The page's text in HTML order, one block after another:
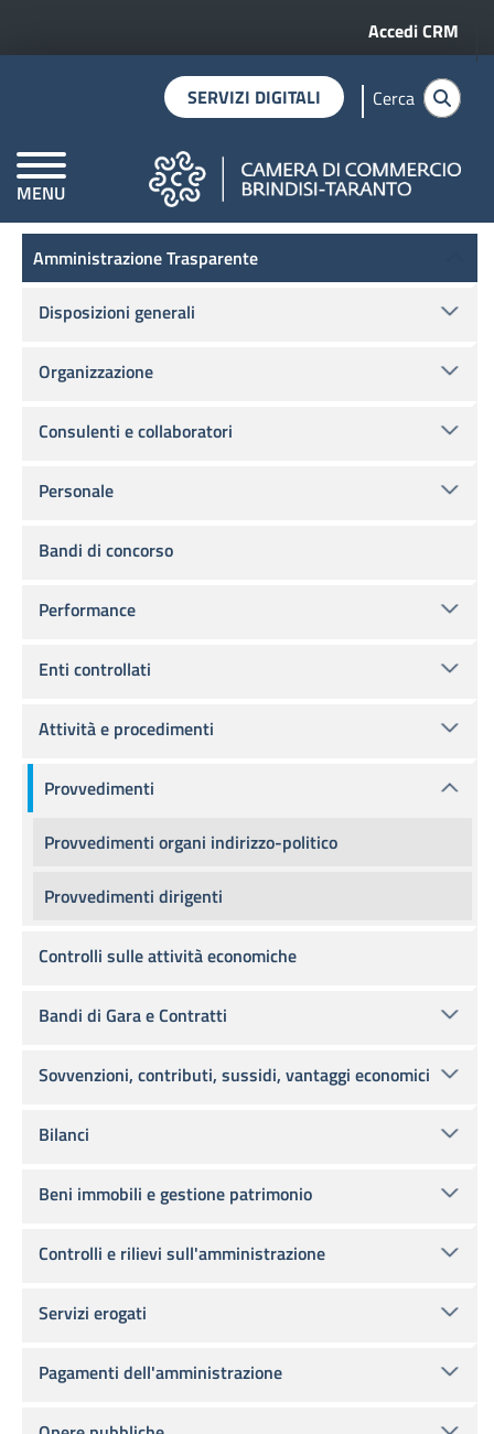
Menu
Accedi CRM
MENU
CAMERE DI COMMERCIO D'ITALIA
SERVIZI DIGITALI Cerca
Home Amministrazione trasparente Provvedimenti
Amministrazione Trasparente
Amministrazione Trasparente
Disposizioni generali
Organizzazione
Consulenti e collaboratori
Personale
Bandi di concorso
Performance
Enti controllati
Attività e procedimenti
Provvedimenti
Provvedimenti organi indirizzo-politico
Provvedimenti dirigenti
Controlli sulle attività economiche
Bandi di Gara e Contratti
Sovvenzioni, contributi, sussidi, vantaggi economici
Bilanci
Beni immobili e gestione patrimonio
Controlli e rilievi sull'amministrazione
Servizi erogati
Pagamenti dell'amministrazione